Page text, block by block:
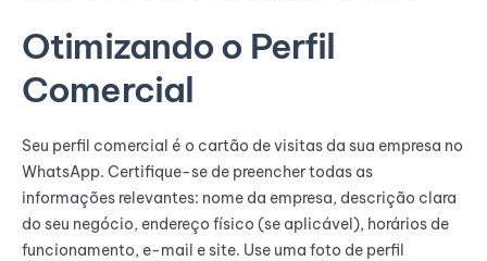
Otimizando o Perfil
Comercial
Seu perfil comercial é o cartão de visitas da sua empresa no
WhatsApp. Certifique-se de preencher todas as
informações relevantes: nome da empresa, descrição clara
do seu negócio, endereço físico (se aplicável), horários de
funcionamento, e-mail e site. Use uma foto de perfil